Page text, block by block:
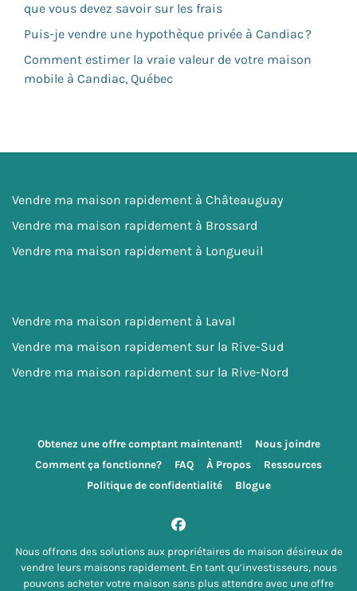
que vous devez savoir sur les frais
Puis-je vendre une hypothèque privée à Candiac ?
Comment estimer la vraie valeur de votre maison
mobile à Candiac, Québec
Vendre ma maison rapidement à Châteauguay
Vendre ma maison rapidement à Brossard
Vendre ma maison rapidement à Longueuil
Vendre ma maison rapidement à Laval
Vendre ma maison rapidement sur la Rive-Sud
Vendre ma maison rapidement sur la Rive-Nord
Obtenez une offre comptant maintenant!
Nous joindre
Comment ça fonctionne?
FAQ À Propos
Ressources
Politique de confidentialité
Blogue
Facebook
Nous offrons des solutions aux propriétaires de maison désireux de
vendre leurs maisons rapidement. En tant qu’investisseurs, nous
pouvons acheter votre maison sans plus attendre avec une offre